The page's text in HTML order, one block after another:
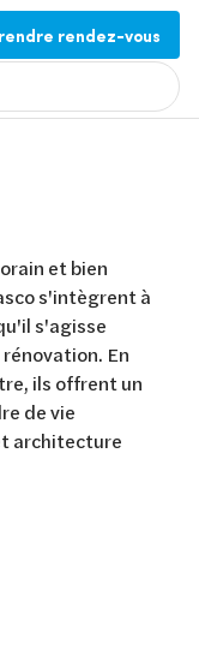
rendez-vous
et bien
s'intègrent à
s'agisse
En
ils offrent un
de vie
architecture